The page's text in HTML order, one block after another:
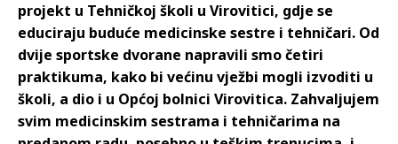
projekt u Tehničkoj školi u Virovitici, gdje se
educiraju buduće medicinske sestre i tehničari. Od
dvije sportske dvorane napravili smo četiri
praktikuma, kako bi većinu vježbi mogli izvoditi u
školi, a dio i u Općoj bolnici Virovitica. Zahvaljujem
svim medicinskim sestrama i tehničarima na